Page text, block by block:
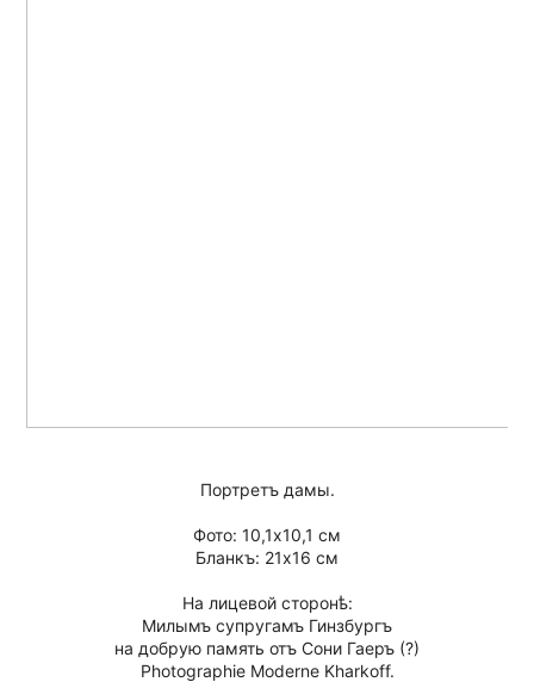
Портретъ дамы.
Фото: 10,1х10,1 см
Бланкъ: 21х16 см
На лицевой сторонѣ:
Милымъ супругамъ Гинзбургъ
на добрую память отъ Сони Гаеръ (?)
Photographie Moderne Kharkoff.